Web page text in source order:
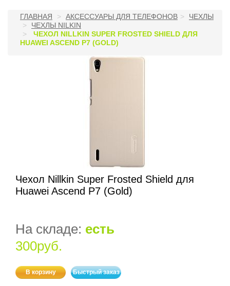
ГЛАВНАЯ АКСЕССУАРЫ ДЛЯ ТЕЛЕФОНОВ
ЧЕХЛЫ
ЧЕХЛЫ NILKIN
ЧЕХОЛ NILLKIN SUPER FROSTED SHIELD ДЛЯ
HUAWEI ASCEND P7 (GOLD)
Чехол Nillkin Super Frosted Shield для
Huawei Ascend P7 (Gold)
На складе: есть
300руб.
В корзину Быстрый заказ